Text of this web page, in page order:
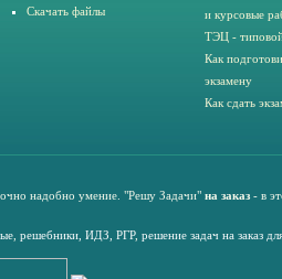
Скачать файлы
и курсовые
ТЭЦ -
Как
экзамену
Как сдать
точно надобно умение. "Решу Задачи" на заказ - в
решебники, ИДЗ, РГР, решение задач на заказ